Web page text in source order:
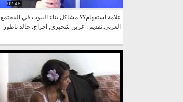
02:48
علامة استفهام؟؟ مشاكل بناء البيوت في المجتمع
العربي,تقديم : عرين شحبري, اخراج: خالد ناطور